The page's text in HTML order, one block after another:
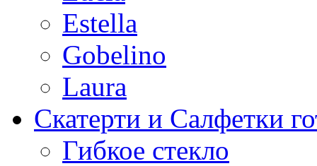
Estella
Gobelino
Laura
Скатерти и Салфетки
Гибкое стекло